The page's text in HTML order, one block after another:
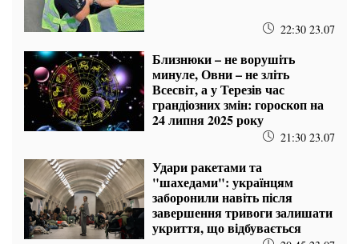
22:30 23.07
Близнюки – не ворушіть
минуле, Овни – не зліть
Всесвіт, а у Терезів час
грандіозних змін: гороскоп на
24 липня 2025 року
21:30 23.07
Удари ракетами та
"шахедами": українцям
заборонили навіть після
завершення тривоги залишати
укриття, що відбувається